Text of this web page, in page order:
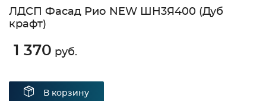
ЛДСП Фасад Рио NEW ШН3Я400 (Дуб
крафт)
1 370 руб.
В корзину